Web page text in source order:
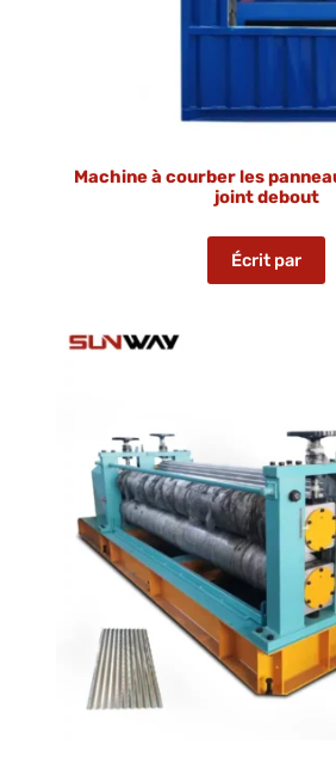
Machine à courber les
joint debout
Écrit par